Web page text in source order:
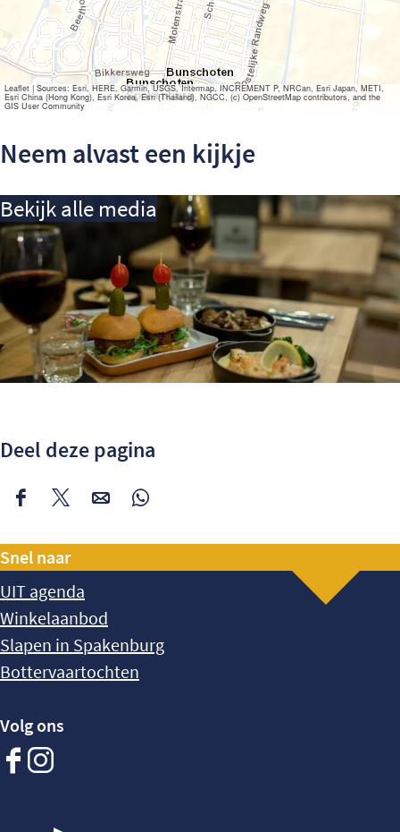
Leaflet| Sources: Esri, HERE, Garmin, USGS, Intermap, INCREMENT P, NRCan, Esri Japan, METI,
Esri China (Hong Kong), Esri Korea, Esri (Thailand), NGCC, (c) OpenStreetMap contributors, and the
GIS User Community
Neem alvast een kijkje
Bekijk alle media
Deel deze pagina
Deel
pagina
op
Facebook
Deel
pagina
op
X
Deel
e-
mail
Deel
Snel naar
UIT agenda
Winkelaanbod
Slapen in Spakenburg
Bottervaartochten
Volg ons
Facebook
Instagram